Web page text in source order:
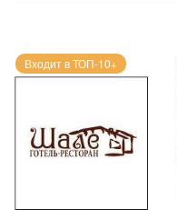
Входит в ТОП-10+